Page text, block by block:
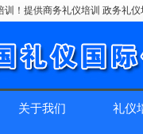
训！提供商务礼仪培训 政务礼
关于我们 礼仪